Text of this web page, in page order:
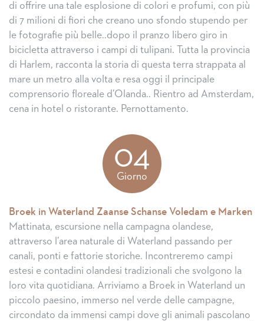
di offrire una tale esplosione di colori e profumi, con più
di 7 milioni di fiori che creano uno sfondo stupendo per
le fotografie più belle..dopo il pranzo libero giro in
bicicletta attraverso i campi di tulipani. Tutta la provincia
di Harlem, racconta la storia di questa terra strappata al
mare un metro alla volta e resa oggi il principale
comprensorio floreale d’Olanda.. Rientro ad Amsterdam,
cena in hotel o ristorante. Pernottamento.
04
Giorno
Broek in Waterland Zaanse Schanse Voledam e Marken
Mattinata, escursione nella campagna olandese,
attraverso l’area naturale di Waterland passando per
canali, ponti e fattorie storiche. Incontreremo campi
estesi e contadini olandesi tradizionali che svolgono la
loro vita quotidiana. Arriviamo a Broek in Waterland un
piccolo paesino, immerso nel verde delle campagne,
circondato da immensi campi dove gli animali pascolano